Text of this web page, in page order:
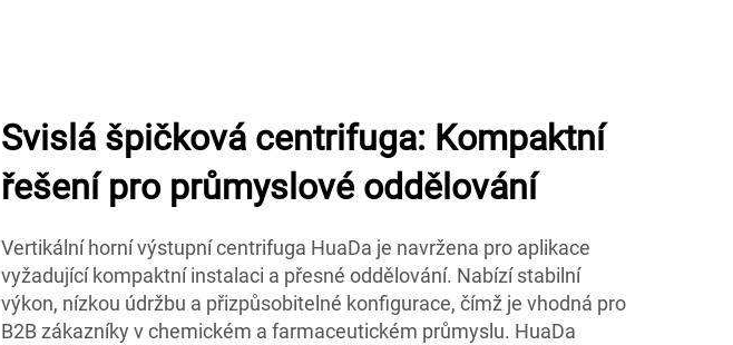
Svislá špičková centrifuga: Kompaktní
řešení pro průmyslové oddělování
Vertikální horní výstupní centrifuga HuaDa je navržena pro aplikace
vyžadující kompaktní instalaci a přesné oddělování. Nabízí stabilní
výkon, nízkou údržbu a přizpůsobitelné konfigurace, čímž je vhodná pro
B2B zákazníky v chemickém a farmaceutickém průmyslu. HuaDa